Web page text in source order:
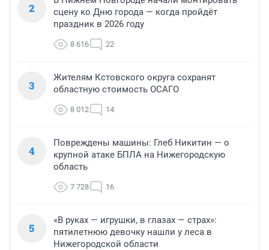
2
сцену ко Дню города — когда пройдёт
праздник в 2026 году
8 616 22
3
Жителям Кстовского округа сохранят
областную стоимость ОСАГО
8 012 14
4
Повреждены машины: Глеб Никитин — о
крупной атаке БПЛА на Нижегородскую
область
7 728 16
5
«В руках — игрушки, в глазах — страх»:
пятилетнюю девочку нашли у леса в
Нижегородской области